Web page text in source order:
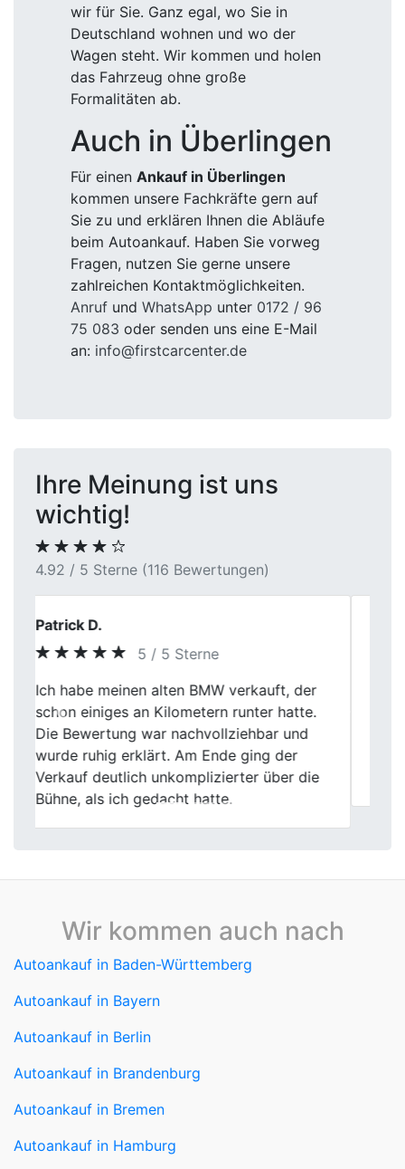
wir für Sie. Ganz egal, wo Sie in
Deutschland wohnen und wo der
Wagen steht. Wir kommen und holen
das Fahrzeug ohne große
Formalitäten ab.
Auch in Überlingen
Für einen Ankauf in Überlingen
kommen unsere Fachkräfte gern auf
Sie zu und erklären Ihnen die Abläufe
beim Autoankauf. Haben Sie vorweg
Fragen, nutzen Sie gerne unsere
zahlreichen Kontaktmöglichkeiten.
Anruf und WhatsApp unter 0172 / 96
75 083 oder senden uns eine E-Mail
an: info@firstcarcenter.de
Ihre Meinung ist uns
wichtig!
4.92 / 5 Sterne (116 Bewertungen)
Sarah L.
4 / 5 Sterne
First Car Center in Lünen hat meinen alten
Wagen fair bewertet und zum guten Preis
abgekauft. Die Abwicklung war
reibungslos, jedoch gibt es immer Raum
für kleine Verbesserungen.
Previous
Autoankauf in Baden-Württemberg
Autoankauf in Berlin